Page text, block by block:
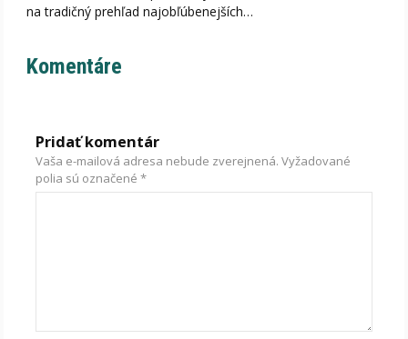
na tradičný prehľad najobľúbenejších…
Komentáre
Pridať komentár
Vaša e-mailová adresa nebude zverejnená. Vyžadované
polia sú označené*